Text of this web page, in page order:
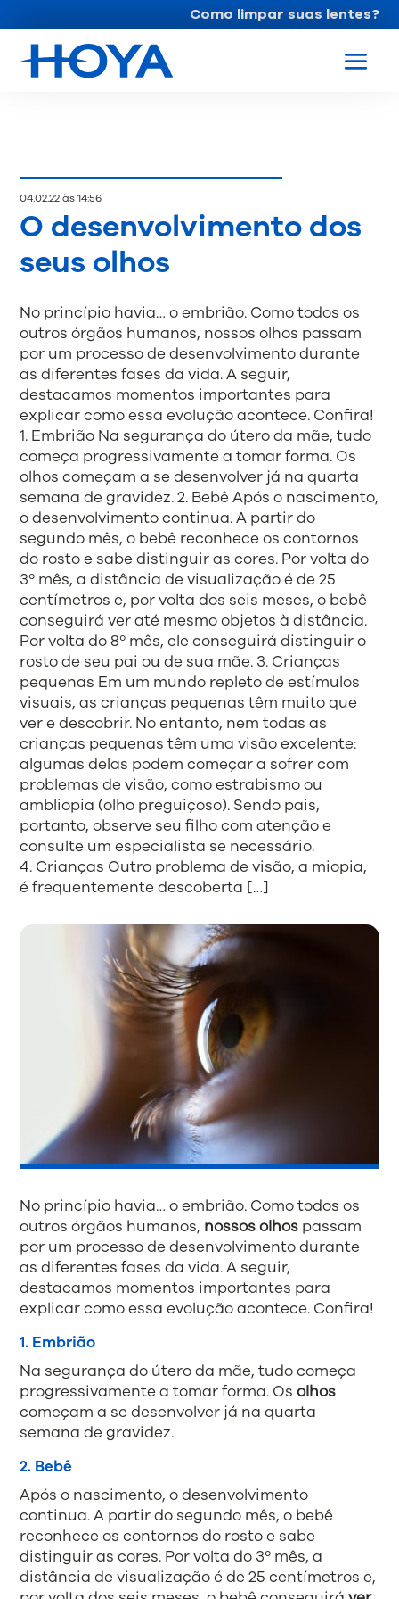
Como limpar suas lentes?
04.02.22 às 14:56
O desenvolvimento dos
seus olhos
No princípio havia… o embrião. Como todos os
outros órgãos humanos, nossos olhos passam
por um processo de desenvolvimento durante
as diferentes fases da vida. A seguir,
destacamos momentos importantes para
explicar como essa evolução acontece. Confira!
1. Embrião Na segurança do útero da mãe, tudo
começa progressivamente a tomar forma. Os
olhos começam a se desenvolver já na quarta
semana de gravidez. 2. Bebê Após o nascimento,
o desenvolvimento continua. A partir do
segundo mês, o bebê reconhece os contornos
do rosto e sabe distinguir as cores. Por volta do
3º mês, a distância de visualização é de 25
centímetros e, por volta dos seis meses, o bebê
conseguirá ver até mesmo objetos à distância.
Por volta do 8º mês, ele conseguirá distinguir o
rosto de seu pai ou de sua mãe. 3. Crianças
pequenas Em um mundo repleto de estímulos
visuais, as crianças pequenas têm muito que
ver e descobrir. No entanto, nem todas as
crianças pequenas têm uma visão excelente:
algumas delas podem começar a sofrer com
problemas de visão, como estrabismo ou
ambliopia (olho preguiçoso). Sendo pais,
portanto, observe seu filho com atenção e
consulte um especialista se necessário.
4. Crianças Outro problema de visão, a miopia,
é frequentemente descoberta […]
No princípio havia… o embrião. Como todos os
outros órgãos humanos, nossos olhos passam
por um processo de desenvolvimento durante
as diferentes fases da vida. A seguir,
destacamos momentos importantes para
explicar como essa evolução acontece. Confira!
1. Embrião
Na segurança do útero da mãe, tudo começa
progressivamente a tomar forma. Osolhos
começam a se desenvolver já na quarta
semana de gravidez.
2. Bebê
Após o nascimento, o desenvolvimento
continua. A partir do segundo mês, o bebê
reconhece os contornos do rosto e sabe
distinguir as cores. Por volta do 3º mês, a
distância de visualização é de 25 centímetros e,